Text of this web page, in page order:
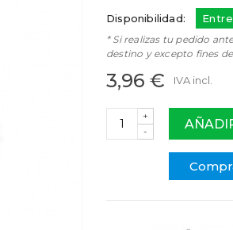
Disponibilidad:
* Si realizas tu pedido
destino y excepto fines
3,96 € IVA incl.
-
+